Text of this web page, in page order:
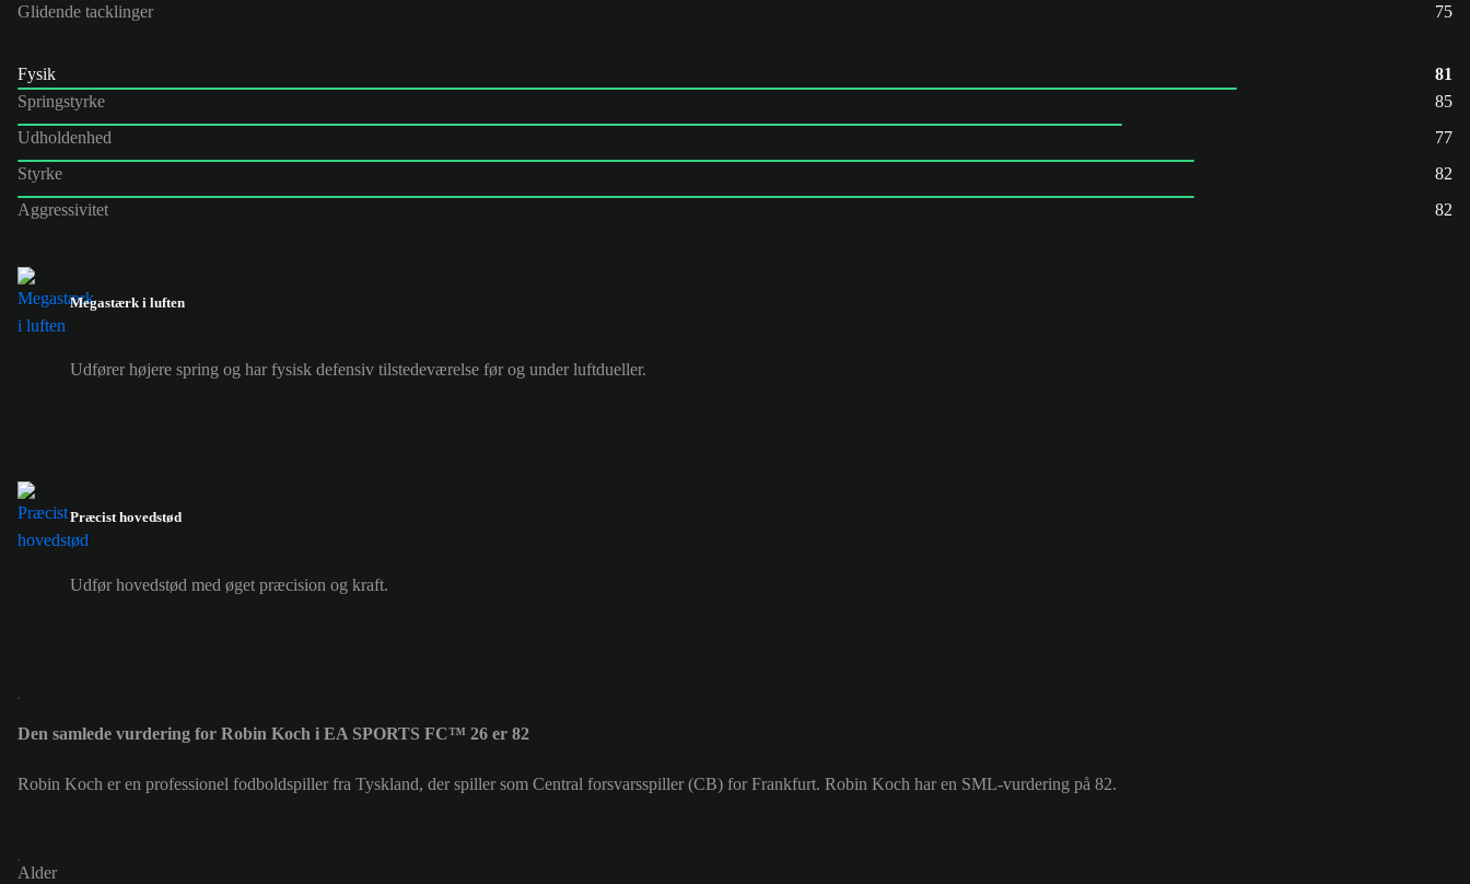
Glidende tacklinger
75
Fysik
81
Springstyrke
85
Udholdenhed
77
Styrke
82
Aggressivitet
82
Megastærk i luften
Udfører højere spring og har fysisk defensiv tilstedeværelse før og under luftdueller.
Præcist hovedstød
Udfør hovedstød med øget præcision og kraft.
Den samlede vurdering for Robin Koch i EA SPORTS FC™ 26 er 82
Robin Koch er en professionel fodboldspiller fra Tyskland, der spiller som Central forsvarsspiller (CB) for Frankfurt. Robin Koch har en SML-vurdering på 82.
Alder